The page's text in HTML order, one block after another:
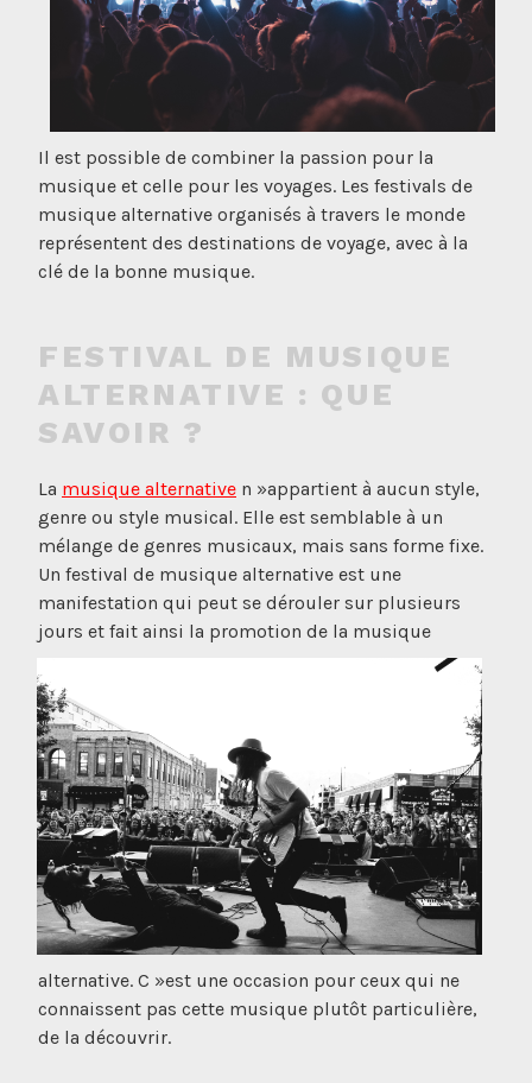
Il est possible de combiner la passion pour la
musique et celle pour les voyages. Les festivals de
musique alternative organisés à travers le monde
représentent des destinations de voyage, avec à la
clé de la bonne musique.
FESTIVAL DE MUSIQUE
ALTERNATIVE : QUE
SAVOIR ?
La musique alternative n »appartient à aucun style,
genre ou style musical. Elle est semblable à un
mélange de genres musicaux, mais sans forme fixe.
Un festival de musique alternative est une
manifestation qui peut se dérouler sur plusieurs
jours et fait ainsi la promotion de la musique
alternative. C »est une occasion pour ceux qui ne
connaissent pas cette musique plutôt particulière,
de la découvrir.